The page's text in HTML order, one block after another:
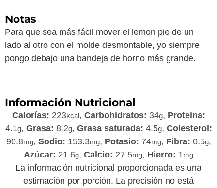
Notas
Para que sea más fácil mover el lemon pie de un
lado al otro con el molde desmontable, yo siempre
pongo debajo una bandeja de horno más grande.
Información Nutricional
Calorías: 223kcal, Carbohidratos: 34g, Proteina:
4.1g, Grasa: 8.2g, Grasa saturada: 4.5g, Colesterol:
90.8mg, Sodio: 153.3mg, Potasio: 74mg, Fibra: 0.5g,
Azúcar: 21.6g, Calcio: 27.5mg, Hierro: 1mg
La información nutricional proporcionada es una
estimación por porción. La precisión no está